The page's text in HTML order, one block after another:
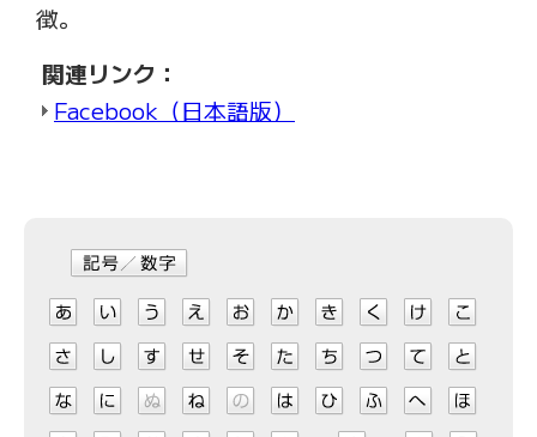
徴。
関連リンク：
Facebook（日本語版）